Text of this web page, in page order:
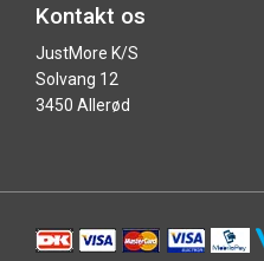
Kontakt os
JustMore K/S
Solvang 12
3450 Allerød